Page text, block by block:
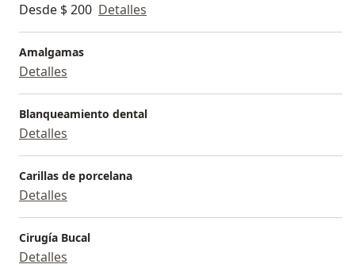
Desde $ 200 Detalles
Amalgamas
Detalles
Blanqueamiento dental
Detalles
Carillas de porcelana
Detalles
Cirugía Bucal
Detalles